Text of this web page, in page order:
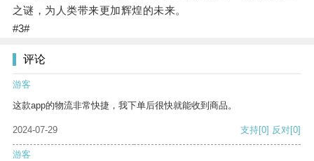
之谜，为人类带来更加辉煌的未来。
#3#
评论
游客
这款app的物流非常快捷，我下单后很快就能收到商品。
2024-07-29 支持[0] 反对[0]
游客